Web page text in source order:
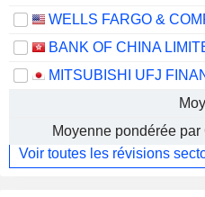
BANK OF CHINA
Moyenne pondérée par
Voir toutes les révisions